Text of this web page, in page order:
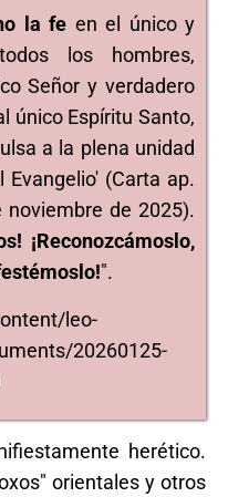
la fe en el único y
los hombres,
Señor y verdadero
único Espíritu Santo,
a la plena unidad
(Carta ap.
de 2025).
¡Reconozcámoslo,
".
leo-
20260125-
herético.
orientales y otros